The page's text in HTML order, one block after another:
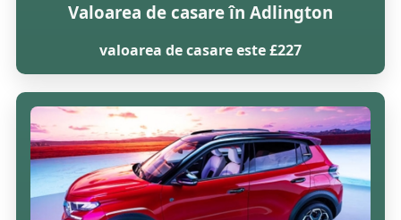
Valoarea de casare în Adlington
valoarea de casare este £227